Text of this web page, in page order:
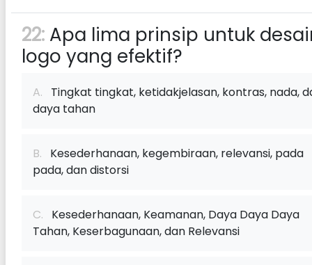
22: Apa lima prinsip untuk
logo yang efektif?
A. Tingkat tingkat, ketidakjelasan, kontras, nada,
daya tahan
B. Kesederhanaan, kegembiraan, relevansi, pada
pada, dan distorsi
C. Kesederhanaan, Keamanan, Daya Daya Daya
Tahan, Keserbagunaan, dan Relevansi